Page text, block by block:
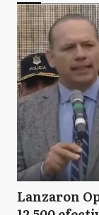
Lanzaron